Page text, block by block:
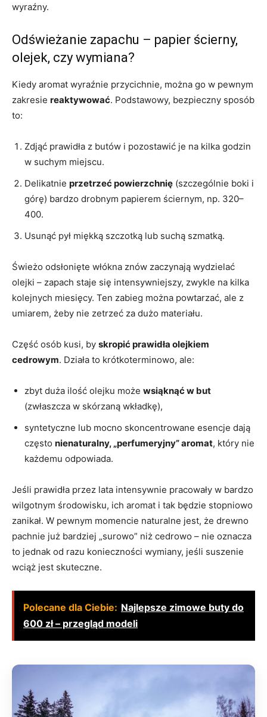
wyraźny.
Odświeżanie zapachu – papier ścierny,
olejek, czy wymiana?
Kiedy aromat wyraźnie przycichnie, można go w pewnym
zakresie reaktywować. Podstawowy, bezpieczny sposób
to:
Zdjąć prawidła z butów i pozostawić je na kilka godzin
w suchym miejscu.
Delikatnie przetrzeć powierzchnię (szczególnie boki i
górę) bardzo drobnym papierem ściernym, np. 320–
400.
Usunąć pył miękką szczotką lub suchą szmatką.
Świeżo odsłonięte włókna znów zaczynają wydzielać
olejki – zapach staje się intensywniejszy, zwykle na kilka
kolejnych miesięcy. Ten zabieg można powtarzać, ale z
umiarem, żeby nie zetrzeć za dużo materiału.
Część osób kusi, by skropić prawidła olejkiem
cedrowym. Działa to krótkoterminowo, ale:
zbyt duża ilość olejku może wsiąknąć w but
(zwłaszcza w skórzaną wkładkę),
syntetyczne lub mocno skoncentrowane esencje dają
często nienaturalny, „perfumeryjny” aromat, który nie
każdemu odpowiada.
Jeśli prawidła przez lata intensywnie pracowały w bardzo
wilgotnym środowisku, ich aromat i tak będzie stopniowo
zanikał. W pewnym momencie naturalne jest, że drewno
pachnie już bardziej „surowo” niż cedrowo – nie oznacza
to jednak od razu konieczności wymiany, jeśli suszenie
wciąż jest skuteczne.
Polecane dla Ciebie: Najlepsze zimowe buty do
600 zł – przegląd modeli